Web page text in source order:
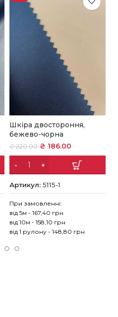
Шкіра двостороння,
бежево-чорна
₴220.00 ₴ 186.00
Артикул: 5115-1
При замовленні:
від 5м - 167,40 грн
від 10м - 158,10 грн
від 1 рулону - 148,80 грн